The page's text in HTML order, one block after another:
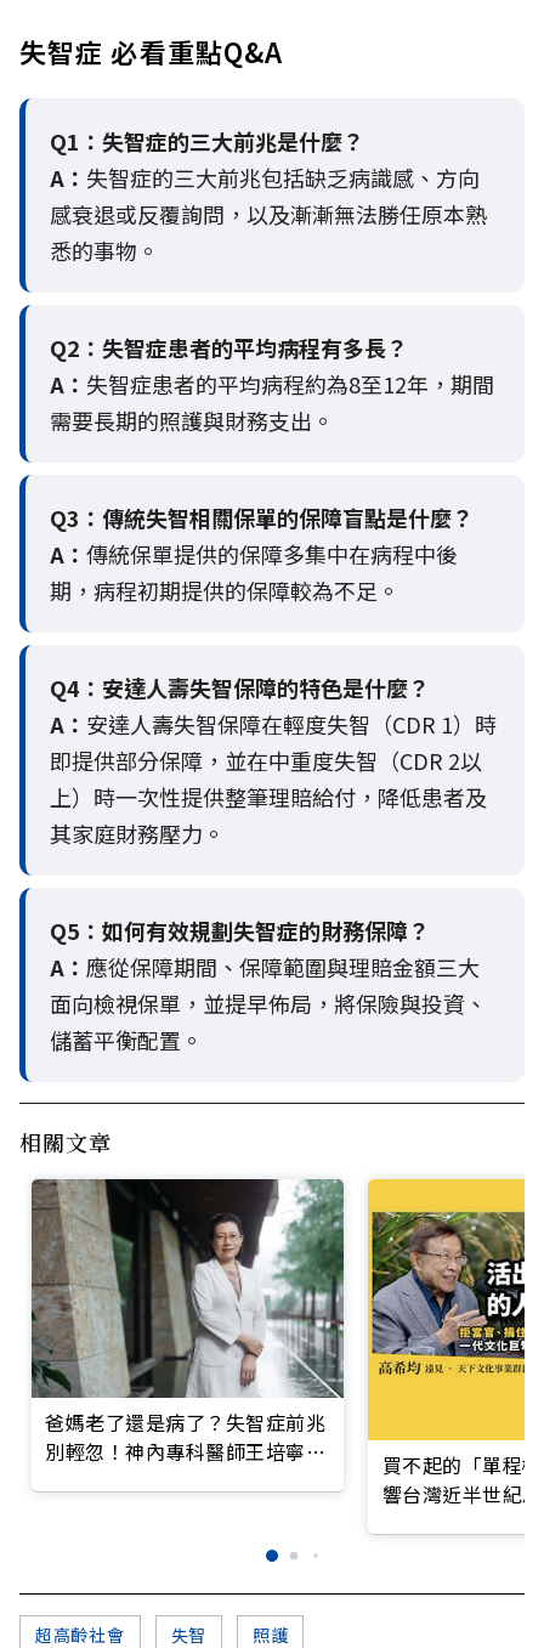
失智症 必看重點Q&A
Q1：失智症的三大前兆是什麼？
A： 失智症的三大前兆包括缺乏病識感、方向
感衰退或反覆詢問，以及漸漸無法勝任原本熟
悉的事物。
Q2： 失智症患者的平均病程有多長？
A： 失智症患者的平均病程約為8至12年，期間
需要長期的照護與財務支出。
Q3： 傳統失智相關保單的保障盲點是什麼？
A： 傳統保單提供的保障多集中在病程中後
期，病程初期提供的保障較為不足。
Q4： 安達人壽失智保障的特色是什麼？
A： 安達人壽失智保障在輕度失智（CDR 1）時
即提供部分保障，並在中重度失智（CDR 2以
上）時一次性提供整筆理賠給付，降低患者及
其家庭財務壓力。
Q5： 如何有效規劃失智症的財務保障？
A： 應從保障期間、保障範圍與理賠金額三大
面向檢視保單，並提早佈局，將保險與投資、
儲蓄平衡配置。
相關文章
爸媽老了還是病了？失智症前兆
別輕忽！神內專科醫師王培寧呼
買不起的「單程
響台灣近半世紀
超高齡社會 失智 照護